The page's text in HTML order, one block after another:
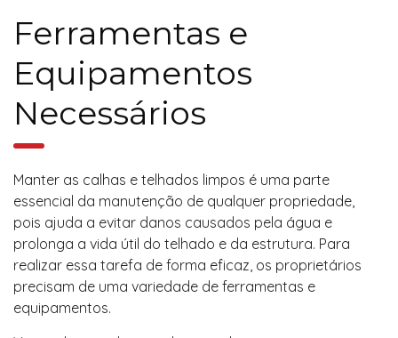
Ferramentas e
Equipamentos
Necessários
Manter as calhas e telhados limpos é uma parte
essencial da manutenção de qualquer propriedade,
pois ajuda a evitar danos causados pela água e
prolonga a vida útil do telhado e da estrutura. Para
realizar essa tarefa de forma eficaz, os proprietários
precisam de uma variedade de ferramentas e
equipamentos.